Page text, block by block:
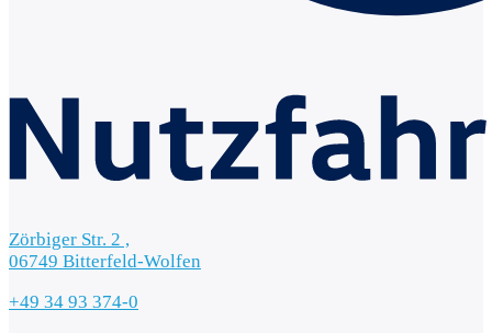
Zörbiger Str. 2 ,
06749 Bitterfeld-Wolfen
+49 34 93 374-0